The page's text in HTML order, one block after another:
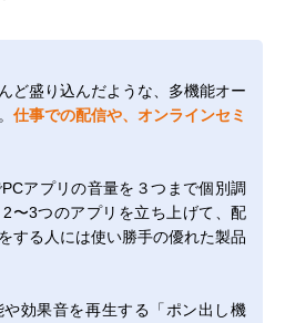
ど盛り込んだような、多機能オー
仕事での配信や、オンラインセミ
アプリの音量を３つまで個別調
〜3つのアプリを立ち上げて、配
する人には使い勝手の優れた製品
効果音を再生する「ポン出し機